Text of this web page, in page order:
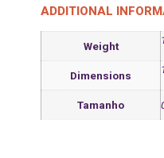
ADDITIONAL
Weight
Dimensions
Tamanho